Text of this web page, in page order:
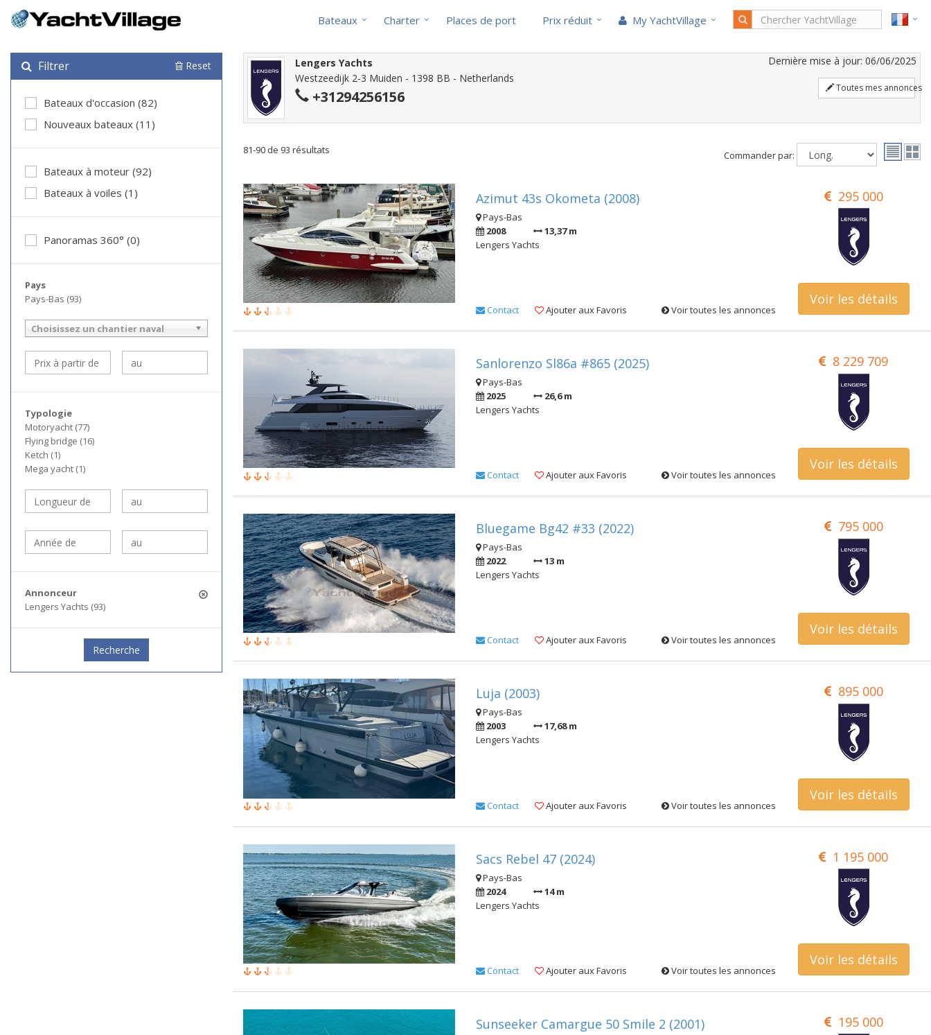
Bateaux Charter Places de port Prix réduit My YachtVillage
Filtrer Reset
Bateaux d'occasion (82)
Nouveaux bateaux (11)
Bateaux à moteur (92)
Bateaux à voiles (1)
Panoramas 360° (0)
Pays
Pays-Bas (93)
Choisissez un chantier naval
Typologie
Motoryacht (77)
Flying bridge (16)
Ketch (1)
Mega yacht (1)
Annonceur
Lengers Yachts (93)
Recherche
Lengers Yachts
Westzeedijk 2-3 Muiden - 1398 BB - Netherlands
+31294256156 Toutes mes annonces
Dernière mise à jour: 06/06/2025
81-90 de 93 résultats Commander par:
Azimut 43s Okometa (2008) 295 000
Pays-Bas
2008
13,37 m
Lengers Yachts
Contact Ajouter aux Favoris Voir toutes les annonces
Voir les détails
Sanlorenzo Sl86a #865 (2025) 8 229 709
Pays-Bas
2025
26,6 m
Lengers Yachts
Contact Ajouter aux Favoris Voir toutes les annonces
Voir les détails
Bluegame Bg42 #33 (2022) 795 000
Pays-Bas
2022
13 m
Lengers Yachts
Contact Ajouter aux Favoris Voir toutes les annonces
Voir les détails
Luja (2003) 895 000
Pays-Bas
2003
17,68 m
Lengers Yachts
Contact Ajouter aux Favoris Voir toutes les annonces
Voir les détails
Sacs Rebel 47 (2024) 1 195 000
Pays-Bas
2024
14 m
Lengers Yachts
Contact Ajouter aux Favoris Voir toutes les annonces
Voir les détails
Sunseeker Camargue 50 Smile 2 (2001) 195 000